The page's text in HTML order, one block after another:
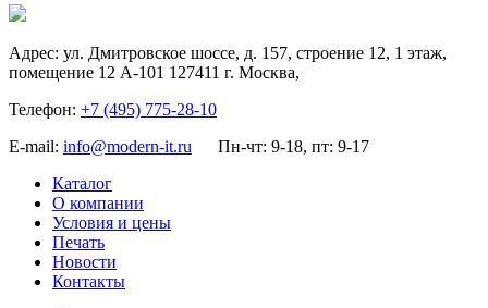
Адрес: ул. Дмитровское шоссе, д. 157, строение 12, 1 этаж,
помещение 12 А-101 127411 г. Москва,
Телефон: +7 (495) 775-28-10
E-mail: info@modern-it.ru
Пн-чт: 9-18, пт: 9-17
Каталог
О компании
Условия и цены
Печать
Новости
Контакты